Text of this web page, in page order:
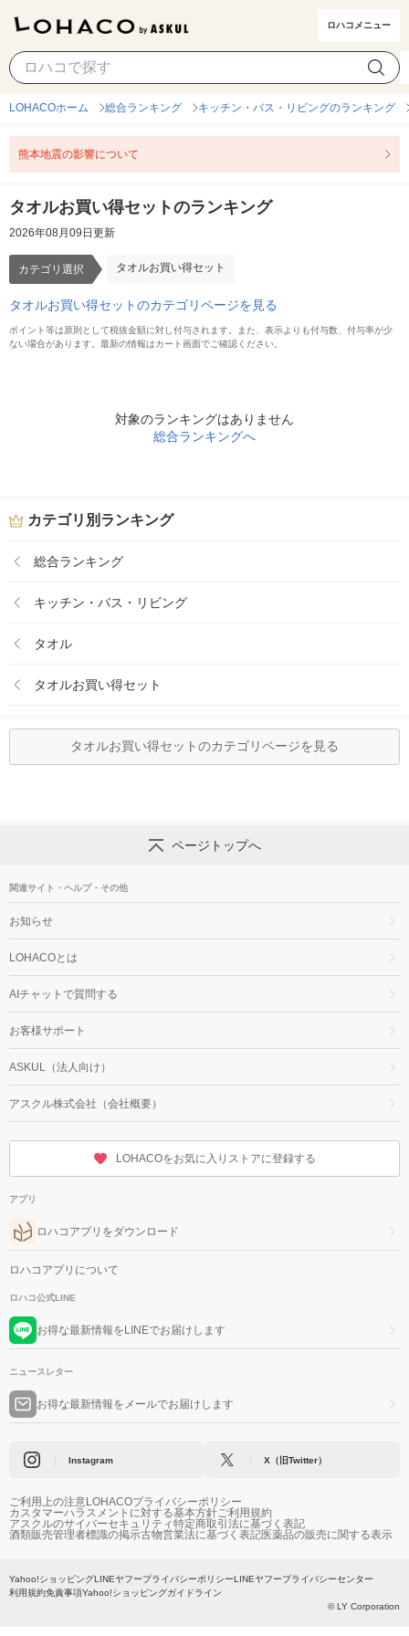
ロハコメニュー
タオルお買い得セット カテゴリ選択
LOHACOホーム 総合ランキング キッチン・バス・リビングのランキング
熊本地震の影響について
タオルお買い得セットのランキング
2026年08月09日更新
カテゴリ選択 タオルお買い得セット
タオルお買い得セットのカテゴリページを見る
ポイント等は原則として税抜金額に対し付与されます。また、表示よりも付与数、付与率が少
ない場合があります。最新の情報はカート画面でご確認ください。
対象のランキングはありません
総合ランキングへ
カテゴリ別ランキング
総合ランキング
キッチン・バス・リビング
タオル
タオルお買い得セット
タオルお買い得セットのカテゴリページを見る
ページトップへ
関連サイト・ヘルプ・その他
お知らせ
LOHACOとは
AIチャットで質問する
お客様サポート
ASKUL（法人向け）
アスクル株式会社（会社概要）
LOHACOをお気に入りストアに登録する
アプリ
ロハコアプリをダウンロード
ロハコアプリについて
ロハコ公式LINE
お得な最新情報をLINEでお届けします
ニュースレター
お得な最新情報をメールでお届けします
Instagram X（旧Twitter）
ご利用上の注意LOHACOプライバシーポリシー
カスタマーハラスメントに対する基本方針ご利用規約
アスクルのサイバーセキュリティ特定商取引法に基づく表記
酒類販売管理者標識の掲示古物営業法に基づく表記医薬品の販売に関する表示
Yahoo!ショッピングLINEヤフープライバシーポリシーLINEヤフープライバシーセンター
利用規約免責事項Yahoo!ショッピングガイドライン
© LY Corporation